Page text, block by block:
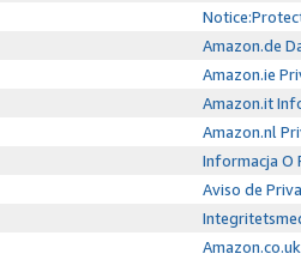
Amazon.de
Amazon.ie
Amazon.it
Amazon.nl
Informacja O
Aviso de